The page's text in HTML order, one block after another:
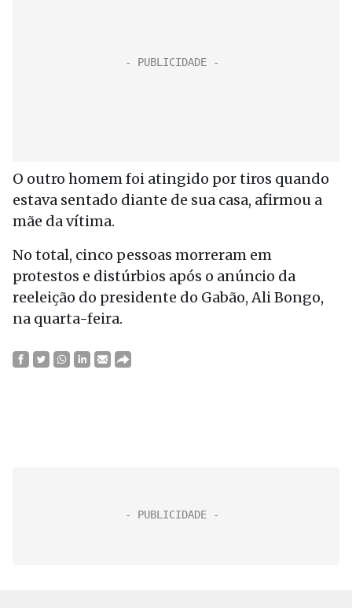
O outro homem foi atingido por tiros quando
estava sentado diante de sua casa, afirmou a
mãe da vítima.
No total, cinco pessoas morreram em
protestos e distúrbios após o anúncio da
reeleição do presidente do Gabão, Ali Bongo,
na quarta-feira.